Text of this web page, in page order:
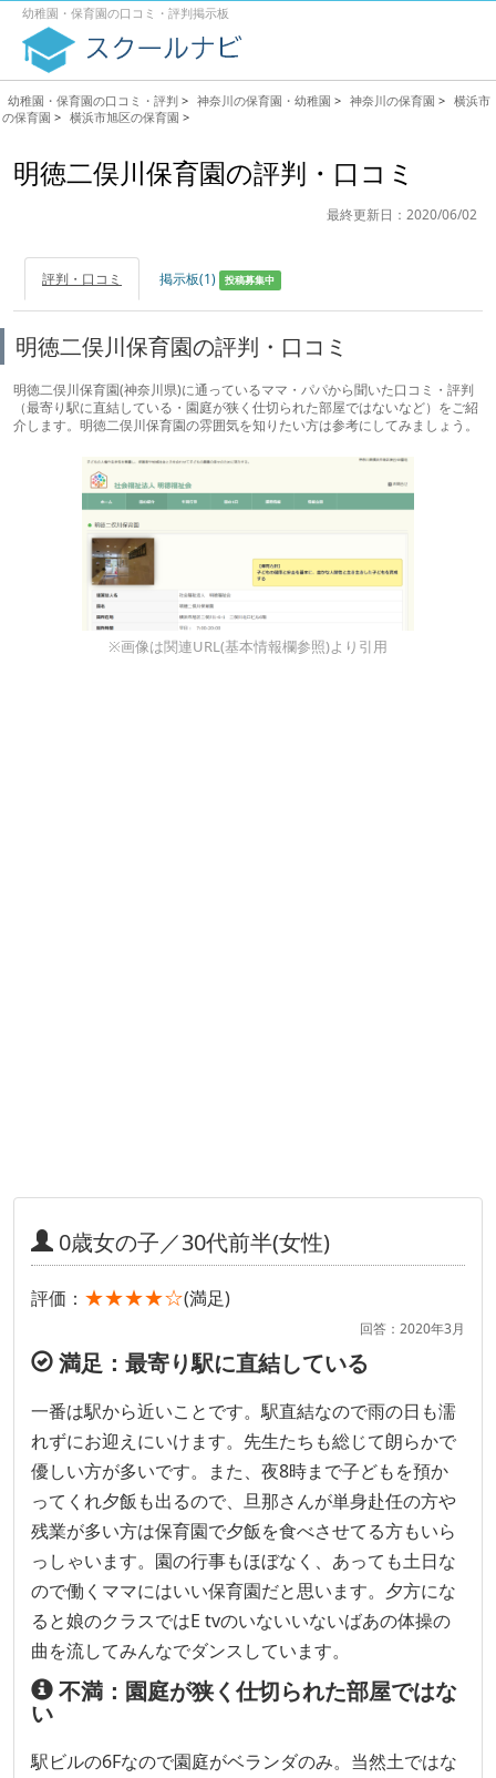
幼稚園・保育園の口コミ・評判掲示板
幼稚園・保育園の口コミ・評判 > 神奈川の保育園・幼稚園 > 神奈川の保育園 > 横浜市
の保育園 > 横浜市旭区の保育園 >
明徳二俣川保育園の評判・口コミ
最終更新日：2020/06/02
評判・口コミ 掲示板(1) 投稿募集中
明徳二俣川保育園の評判・口コミ
明徳二俣川保育園(神奈川県)に通っているママ・パパから聞いた口コミ・評判
（最寄り駅に直結している・園庭が狭く仕切られた部屋ではないなど）をご紹
介します。明徳二俣川保育園の雰囲気を知りたい方は参考にしてみましょう。
※画像は関連URL(基本情報欄参照)より引用
0歳女の子／30代前半(女性)
評価： ★★★★☆(満足)
回答：2020年3月
満足：最寄り駅に直結している
一番は駅から近いことです。駅直結なので雨の日も濡
れずにお迎えにいけます。先生たちも総じて朗らかで
優しい方が多いです。また、夜8時まで子どもを預か
ってくれ夕飯も出るので、旦那さんが単身赴任の方や
残業が多い方は保育園で夕飯を食べさせてる方もいら
っしゃいます。園の行事もほぼなく、あっても土日な
ので働くママにはいい保育園だと思います。夕方にな
ると娘のクラスではE tvのいないいないばあの体操の
曲を流してみんなでダンスしています。
不満：園庭が狭く仕切られた部屋ではな
い
駅ビルの6Fなので園庭がベランダのみ。当然土ではな